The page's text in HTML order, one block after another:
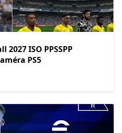
2027 ISO PPSSPP
PS5